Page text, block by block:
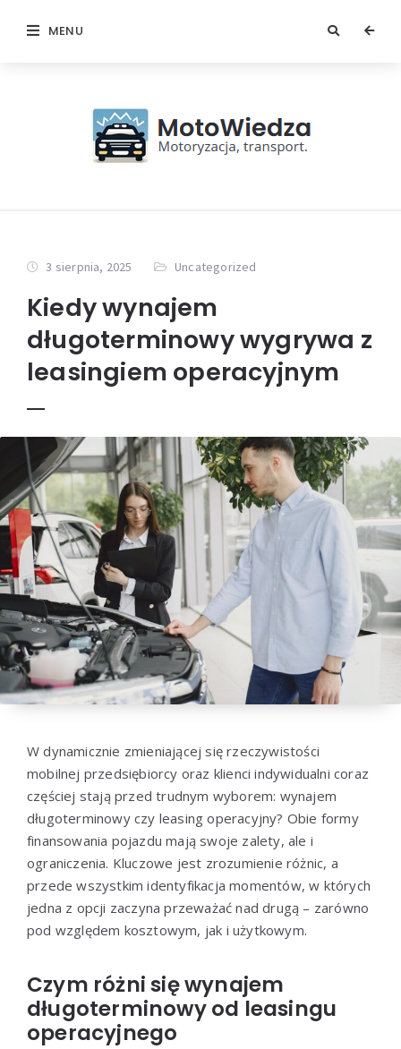
MENU
3 sierpnia, 2025 Uncategorized
Kiedy wynajem
długoterminowy wygrywa z
leasingiem operacyjnym
W dynamicznie zmieniającej się rzeczywistości
mobilnej przedsiębiorcy oraz klienci indywidualni coraz
częściej stają przed trudnym wyborem: wynajem
długoterminowy czy leasing operacyjny? Obie formy
finansowania pojazdu mają swoje zalety, ale i
ograniczenia. Kluczowe jest zrozumienie różnic, a
przede wszystkim identyfikacja momentów, w których
jedna z opcji zaczyna przeważać nad drugą – zarówno
pod względem kosztowym, jak i użytkowym.
Czym różni się wynajem
długoterminowy od leasingu
operacyjnego